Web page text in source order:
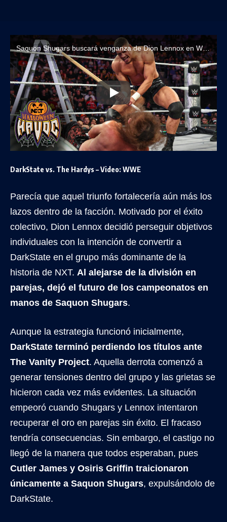
Saquon Shugars buscará venganza de Dion Lennox en WWE NXT Great American Bash 2026
DarkState vs. The Hardys – Video: WWE
Parecía que aquel triunfo fortalecería aún más los
lazos dentro de la facción. Motivado por el éxito
colectivo, Dion Lennox decidió perseguir objetivos
individuales con la intención de convertir a
DarkState en el grupo más dominante de la
historia de NXT. Al alejarse de la división en
parejas, dejó el futuro de los campeonatos en
manos de Saquon Shugars.
Aunque la estrategia funcionó inicialmente,
DarkState terminó perdiendo los títulos ante
The Vanity Project. Aquella derrota comenzó a
generar tensiones dentro del grupo y las grietas se
hicieron cada vez más evidentes. La situación
empeoró cuando Shugars y Lennox intentaron
recuperar el oro en parejas sin éxito. El fracaso
tendría consecuencias. Sin embargo, el castigo no
llegó de la manera que todos esperaban, pues
Cutler James y Osiris Griffin traicionaron
únicamente a Saquon Shugars, expulsándolo de
DarkState.